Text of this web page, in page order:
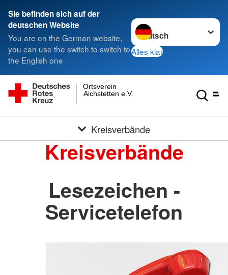
Sie befinden sich auf der
deutschen Website
You are on the German website,
you can use the switch to switch to
the English one
Sprache wechseln zu
Alles klar
Aichstetten e.V.
Ortsverein
Kreisverbände
Kreisverbände
Lesezeichen -
Servicetelefon